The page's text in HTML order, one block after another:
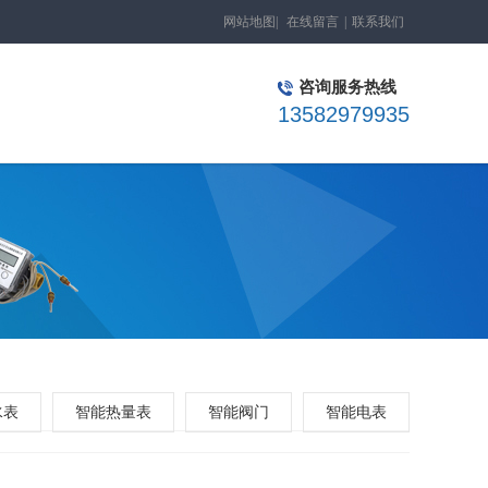
网站地图 在线留言 联系我们
咨询服务热线
13582979935
智能热量表 智能阀门 智能电表